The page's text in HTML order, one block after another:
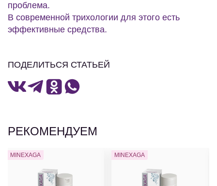
проблема.
В современной трихологии для этого есть
эффективные средства.
ПОДЕЛИТЬСЯ СТАТЬЕЙ
РЕКОМЕНДУЕМ
MINEXAGA MINEXAGA